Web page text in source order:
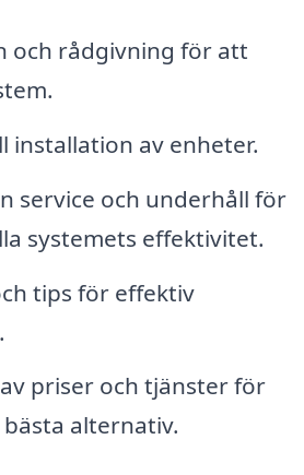
och rådgivning för att
installation av enheter.
service och underhåll för
systemets effektivitet.
tips för effektiv
priser och tjänster för
alternativ.